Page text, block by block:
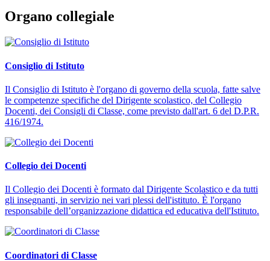
Organo collegiale
Consiglio di Istituto
Il Consiglio di Istituto è l'organo di governo della scuola, fatte salve
le competenze specifiche del Dirigente scolastico, del Collegio
Docenti, dei Consigli di Classe, come previsto dall'art. 6 del D.P.R.
416/1974.
Collegio dei Docenti
Il Collegio dei Docenti è formato dal Dirigente Scolastico e da tutti
gli insegnanti, in servizio nei vari plessi dell'istituto. È l'organo
responsabile dell’organizzazione didattica ed educativa dell'Istituto.
Coordinatori di Classe